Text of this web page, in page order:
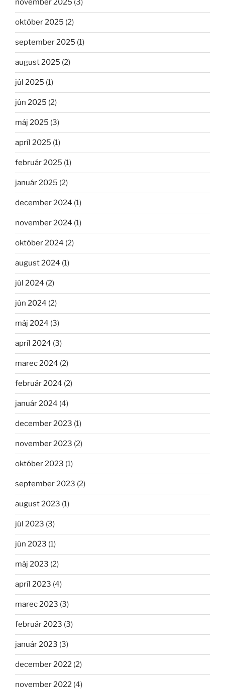
november 2025 (3)
október 2025 (2)
september 2025 (1)
august 2025 (2)
júl 2025 (1)
jún 2025 (2)
máj 2025 (3)
apríl 2025 (1)
február 2025 (1)
január 2025 (2)
december 2024 (1)
november 2024 (1)
október 2024 (2)
august 2024 (1)
júl 2024 (2)
jún 2024 (2)
máj 2024 (3)
apríl 2024 (3)
marec 2024 (2)
február 2024 (2)
január 2024 (4)
december 2023 (1)
november 2023 (2)
október 2023 (1)
september 2023 (2)
august 2023 (1)
júl 2023 (3)
jún 2023 (1)
máj 2023 (2)
apríl 2023 (4)
marec 2023 (3)
február 2023 (3)
január 2023 (3)
december 2022 (2)
november 2022 (4)